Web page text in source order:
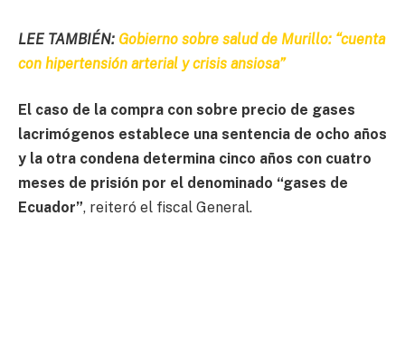
LEE TAMBIÉN: Gobierno sobre salud de Murillo: “cuenta
con hipertensión arterial y crisis ansiosa”
El caso de la compra con sobre precio de gases
lacrimógenos establece una sentencia de ocho años
y la otra condena determina cinco años con cuatro
meses de prisión por el denominado “gases de
Ecuador”, reiteró el fiscal General.